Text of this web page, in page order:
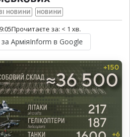
НОВИНИ НОВИНИ
Прочитаєте за: < 1 хв.
за АрміяInform в Google